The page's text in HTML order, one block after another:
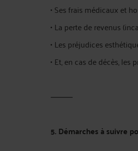
• Ses frais médicaux et
• La perte de revenus
• Les préjudices
• Et, en cas de décès,
⸻
5. Démarches à suivre